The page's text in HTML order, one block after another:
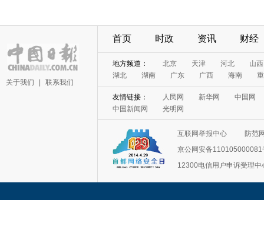
关于我们 联系我们
首页 时政 资讯 财经
地方频道： 北京 天津 河北
山西
湖北
湖南 广东 广西 海南
友情链接： 人民网 新华网
中国网
中国新闻网
光明网
互联网举报中心
防范
京公网安备110105000081
12300电信用户申诉受理中